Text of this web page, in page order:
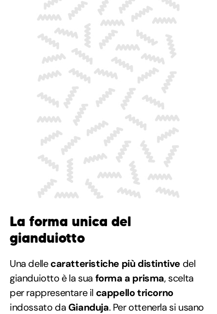
La forma unica del
gianduiotto
Una dellecaratteristiche più distintive del
gianduiotto è la sua forma a prisma, scelta
per rappresentare il cappello tricorno
indossato da Gianduja. Per ottenerla si usano